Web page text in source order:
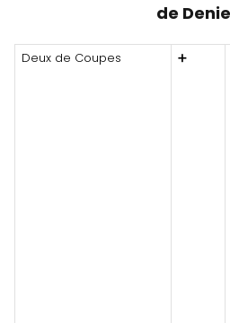
de
Deux de Coupes ➕